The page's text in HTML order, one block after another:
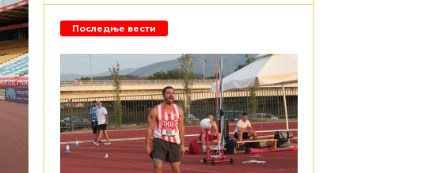
Последње вести